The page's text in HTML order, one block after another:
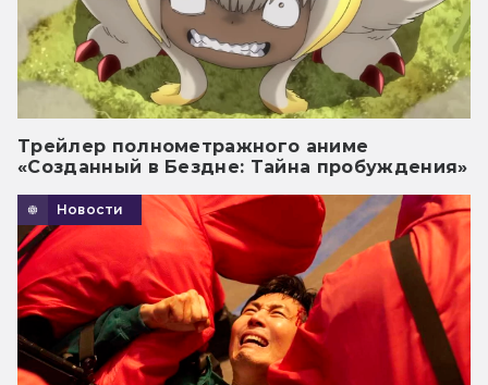
Трейлер полнометражного аниме
«Созданный в Бездне: Тайна пробуждения»
Новости